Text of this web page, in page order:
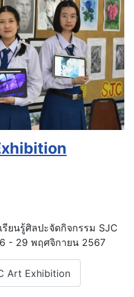
ยนรู้ศิลปะจัดกิจกรรม SJC
- 29 พฤศจิกายน 2567
Art Exhibition